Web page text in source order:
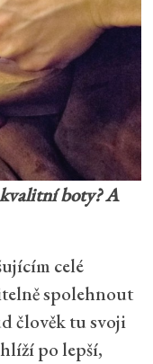
kvalitní boty? A
celé
spolehnout
člověk tu svoji
po lepší,